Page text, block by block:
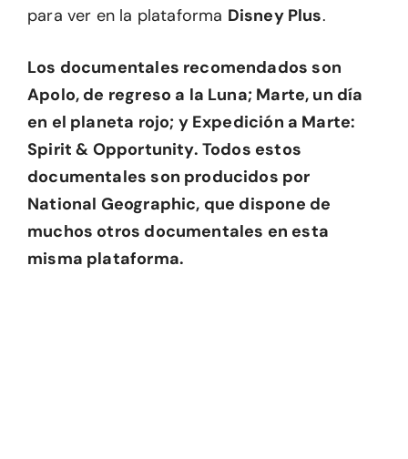
para ver en la plataforma Disney Plus.
Los documentales recomendados son
Apolo, de regreso a la Luna; Marte, un día
en el planeta rojo; y Expedición a Marte:
Spirit & Opportunity. Todos estos
documentales son producidos por
National Geographic, que dispone de
muchos otros documentales en esta
misma plataforma.